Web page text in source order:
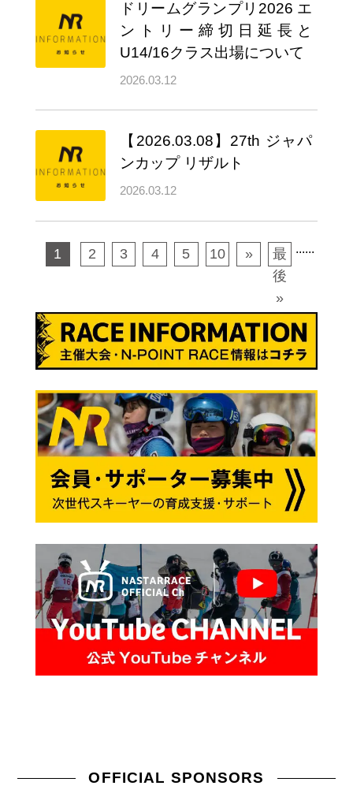
ドリームグランプリ2026 エ
ントリー締切日延長と
U14/16クラス出場について
2026.03.12
【2026.03.08】27th ジャパ
ンカップ リザルト
2026.03.12
1 2 3 4 5 ...
10 ...
»
最
後
»
OFFICIAL SPONSORS